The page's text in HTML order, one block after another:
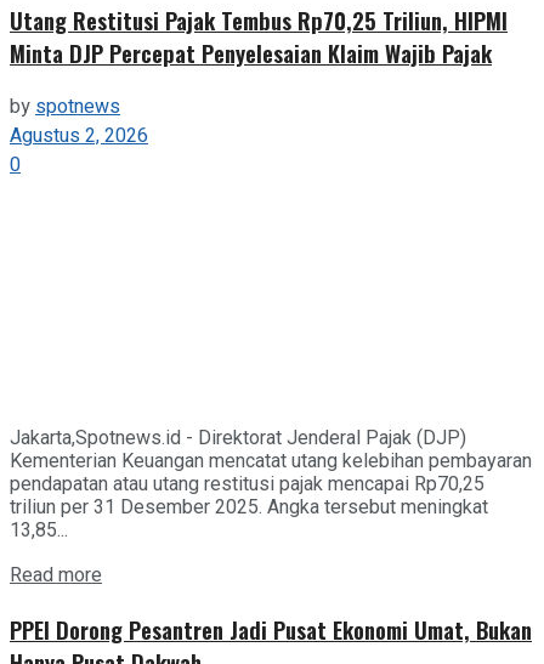
Utang Restitusi Pajak Tembus Rp70,25 Triliun, HIPMI
Minta DJP Percepat Penyelesaian Klaim Wajib Pajak
byspotnews
Agustus 2, 2026
0
Jakarta,Spotnews.id - Direktorat Jenderal Pajak (DJP)
Kementerian Keuangan mencatat utang kelebihan pembayaran
pendapatan atau utang restitusi pajak mencapai Rp70,25
triliun per 31 Desember 2025. Angka tersebut meningkat
13,85...
Read more
PPEI Dorong Pesantren Jadi Pusat Ekonomi Umat, Bukan